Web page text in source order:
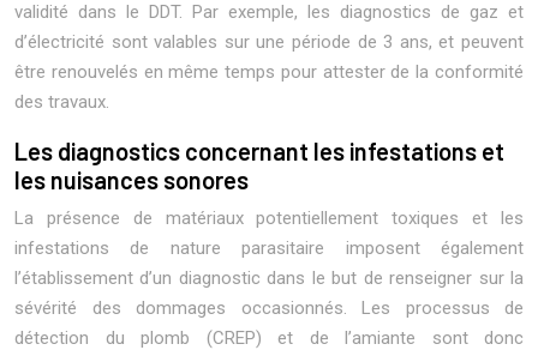
validité dans le DDT. Par exemple, les diagnostics de gaz et
d’électricité sont valables sur une période de 3 ans, et peuvent
être renouvelés en même temps pour attester de la conformité
des travaux.
Les diagnostics concernant les infestations et
les nuisances sonores
La présence de matériaux potentiellement toxiques et les
infestations de nature parasitaire imposent également
l’établissement d’un diagnostic dans le but de renseigner sur la
sévérité des dommages occasionnés. Les processus de
détection du plomb (CREP) et de l’amiante sont donc